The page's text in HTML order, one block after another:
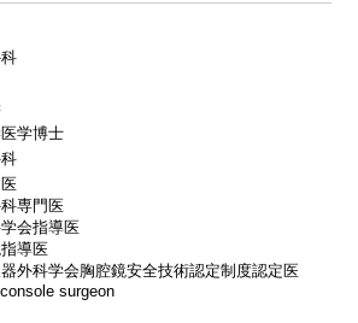
学博士
専門医
会指導医
導医
器外科学会胸腔鏡安全技術認定制度認定医
surgeon